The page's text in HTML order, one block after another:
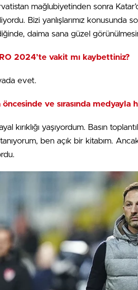
mağlubiyetinden sonra
Bizi yanlışlarımız konusunda
daima sana güzel
2024’te vakit mı kaybettiniz?
evet.
ve sırasında medyayla
kırıklığı yaşıyordum. Basın
ben açık bir kitabım.